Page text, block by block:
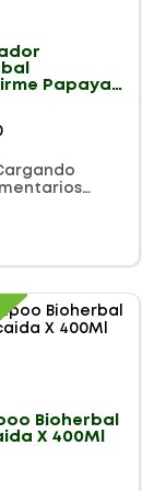
Papaya
Bioherbal
X 400Ml